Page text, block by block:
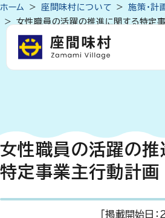
ホーム 座間味村について 施策・計
女性職員の活躍の推進に関する特定
女性職員の活躍の推
特定事業主行動計画
[掲載開始日：